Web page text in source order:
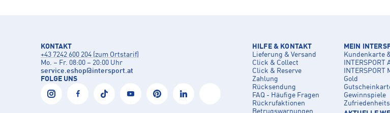
KONTAKT
+43 7242 600 204 (zum Ortstarif)
Mo. – Fr. 08:00 – 20:00 Uhr
service.eshop@intersport.at
FOLGE UNS
HILFE & KONTAKT
Lieferung & Versand
Click & Collect
Click & Reserve
Zahlung
Rücksendung
FAQ - Häufige Fragen
Rückrufaktionen
MEIN
Kundenkarte
INTERSPORT
Gold
Gewinnspiele